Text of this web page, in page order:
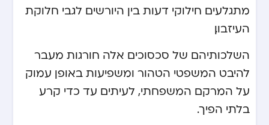
מתגלעים חילוקי דעות בין היורשים לגבי חלוקת
העיזבון.
השלכותיהם של סכסוכים אלה חורגות מעבר
להיבט המשפטי הטהור ומשפיעות באופן עמוק
על המרקם המשפחתי, לעיתים עד כדי קרע
בלתי הפיך.